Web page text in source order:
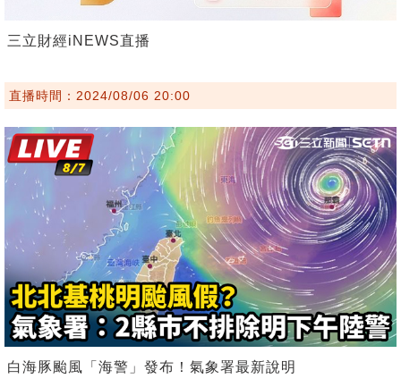
三立財經iNEWS直播
直播時間：2024/08/06 20:00
白海豚颱風「海警」發布！氣象署最新說明